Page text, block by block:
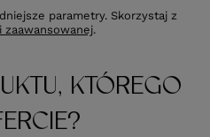
parametry. Skorzystaj z
zaawansowanej.
KTÓREGO